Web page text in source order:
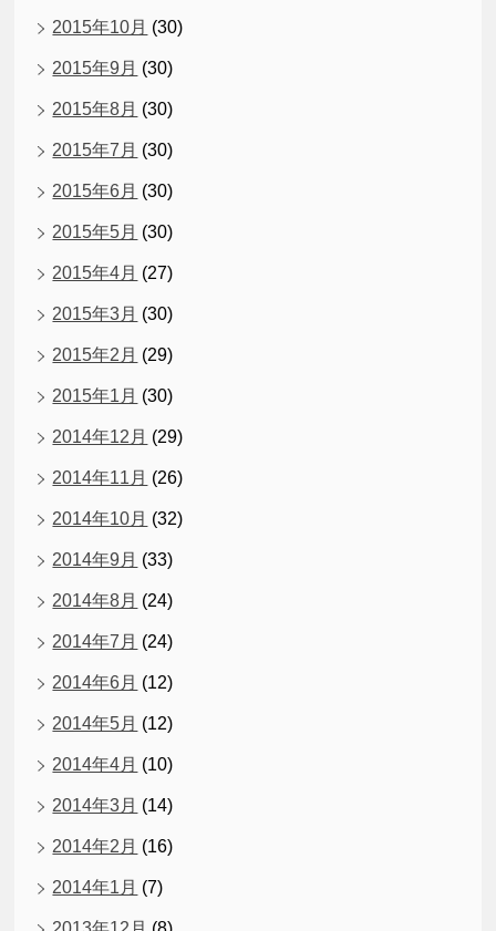
2015年10月 (30)
2015年9月 (30)
2015年8月 (30)
2015年7月 (30)
2015年6月 (30)
2015年5月 (30)
2015年4月 (27)
2015年3月 (30)
2015年2月 (29)
2015年1月 (30)
2014年12月 (29)
2014年11月 (26)
2014年10月 (32)
2014年9月 (33)
2014年8月 (24)
2014年7月 (24)
2014年6月 (12)
2014年5月 (12)
2014年4月 (10)
2014年3月 (14)
2014年2月 (16)
2014年1月 (7)